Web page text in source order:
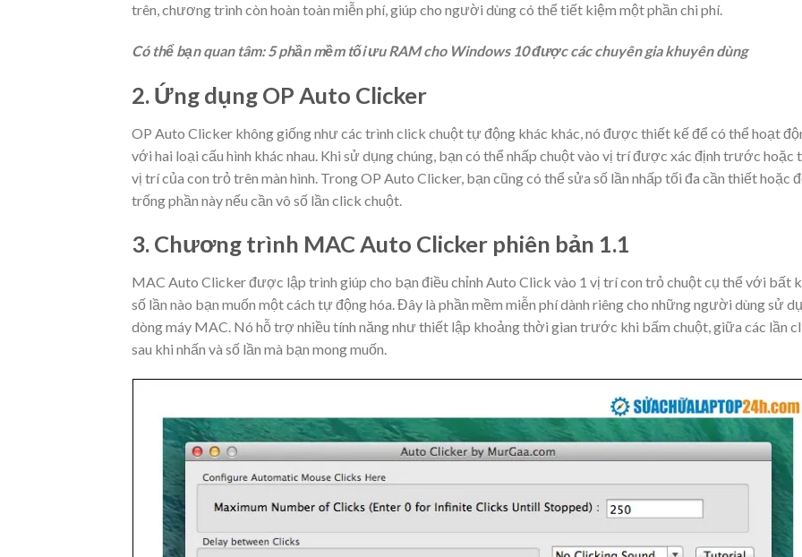
trên, chương trình còn hoàn toàn miễn phí, giúp cho người dùng có thể tiết kiệm một phần chi phí.
Có thể bạn quan tâm: 5 phần mềm tối ưu RAM cho Windows 10 được các chuyên gia khuyên dùng
2. Ứng dụng OP Auto Clicker
OP Auto Clicker không giống như các trình click chuột tự động khác khác, nó được thiết kế để có thể hoạt
với hai loại cấu hình khác nhau. Khi sử dụng chúng, bạn có thể nhấp chuột vào vị trí được xác định trước hoặc
vị trí của con trỏ trên màn hình. Trong OP Auto Clicker, bạn cũng có thể sửa số lần nhấp tối đa cần thiết hoặc
trống phần này nếu cần vô số lần click chuột.
3. Chương trình MAC Auto Clicker phiên bản 1.1
MAC Auto Clicker được lập trình giúp cho bạn điều chỉnh Auto Click vào 1 vị trí con trỏ chuột cụ thể với bất
số lần nào bạn muốn một cách tự động hóa. Đây là phần mềm miễn phí dành riêng cho những người dùng sử
dòng máy MAC. Nó hỗ trợ nhiều tính năng như thiết lập khoảng thời gian trước khi bấm chuột, giữa các lần
sau khi nhấn và số lần mà bạn mong muốn.